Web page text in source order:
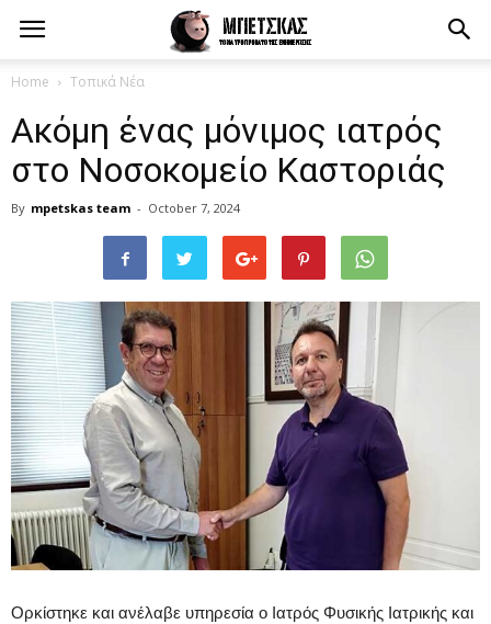
Home Τοπικά Νέα
Ακόμη ένας μόνιμος ιατρός
στο Νοσοκομείο Καστοριάς
By mpetskas team - October 7, 2024
Ορκίστηκε και ανέλαβε υπηρεσία ο Ιατρός Φυσικής Ιατρικής και